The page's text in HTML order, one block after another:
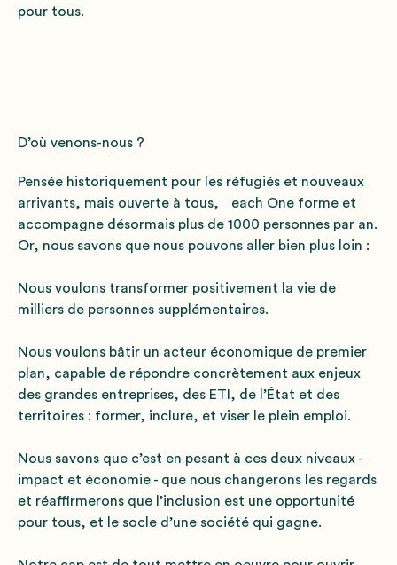
pour tous.
D’où venons-nous ?
Pensée historiquement pour les réfugiés et nouveaux
arrivants, mais ouverte à tous, each One forme et
accompagne désormais plus de 1000 personnes par an.
Or, nous savons que nous pouvons aller bien plus loin :
Nous voulons transformer positivement la vie de
milliers de personnes supplémentaires.
Nous voulons bâtir un acteur économique de premier
plan, capable de répondre concrètement aux enjeux
des grandes entreprises, des ETI, de l’État et des
territoires : former, inclure, et viser le plein emploi.
Nous savons que c’est en pesant à ces deux niveaux -
impact et économie - que nous changerons les regards
et réaffirmerons que l’inclusion est une opportunité
pour tous, et le socle d’une société qui gagne.